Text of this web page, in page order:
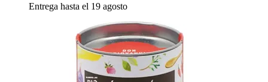
Entrega hasta el 19 agosto